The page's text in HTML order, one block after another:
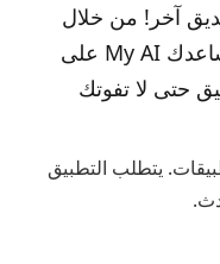
آخر! من خلال
رسالة سريعة فقط، سوف يساعدك My AI على
حتى لا تفوتك
يتطلب التطبيق